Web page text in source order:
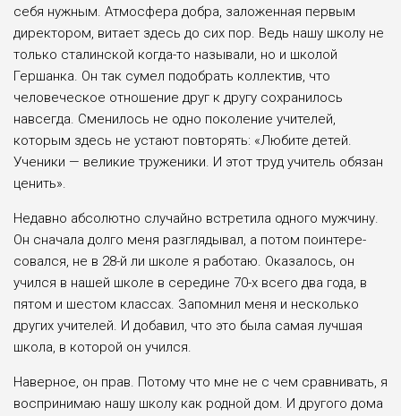
себя нужным. Атмосфе­ра добра, заложенная первым
директо­ром, витает здесь до сих пор. Ведь нашу школу не
только сталинской когда-то называли, но и школой
Гершанка. Он так сумел подобрать коллектив, что
человеческое отношение друг к дру­гу сохранилось
навсегда. Сменилось не одно поколение учителей,
которым здесь не устают повторять: «Любите детей.
Ученики — великие тружени­ки. И этот труд учитель обязан
ценить».
Недавно абсолютно случайно встре­тила одного мужчину.
Он сначала дол­го меня разглядывал, а потом поинтере­
совался, не в 28-й ли школе я работаю. Оказалось, он
учился в нашей школе в середине 70-х всего два года, в
пятом и шестом классах. Запомнил меня и несколько
других учителей. И доба­вил, что это была самая лучшая
шко­ла, в которой он учился.
Наверное, он прав. Потому что мне не с чем сравнивать, я
воспринимаю нашу школу как родной дом. И друго­го дома